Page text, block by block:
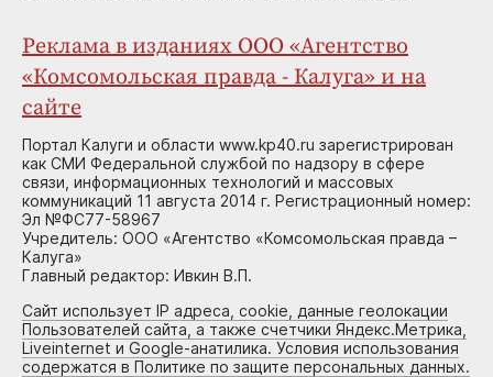
Реклама в изданиях ООО «Агентство
«Комсомольская правда - Калуга» и на
сайте
Портал Калуги и области www.kp40.ru зарегистрирован
как СМИ Федеральной службой по надзору в сфере
связи, информационных технологий и массовых
коммуникаций 11 августа 2014 г. Регистрационный номер:
Эл №ФС77-58967
Учредитель: ООО «Агентство «Комсомольская правда –
Калуга»
Главный редактор: Ивкин В.П.
Сайт использует IP адреса, cookie, данные геолокации
Пользователей сайта, а также счетчики Яндекс.Метрика,
Liveinternet и Google-анатилика. Условия использования
содержатся в Политике по защите персональных данных.